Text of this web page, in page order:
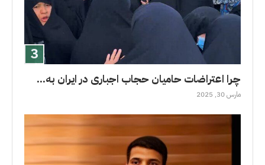
چرا اعتراضات حامیان حجاب اجباری در ایران به...
مارس 30, 2025